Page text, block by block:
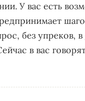
У вас есть
без упреков,
в вас